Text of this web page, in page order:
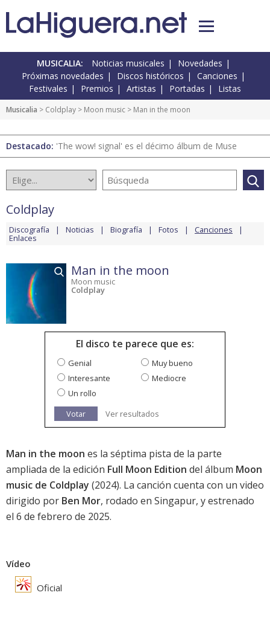
MUSICALIA: Noticias musicales
Novedades
Próximas novedades
Discos históricos
Canciones
Festivales
Premios Artistas Portadas Listas
Musicalia > Coldplay > Moon music > Man in the moon
Destacado: 'The wow! signal' es el décimo álbum de Muse
Coldplay
Discografía Noticias Biografía Fotos Canciones
Enlaces
Man in the moon
Moon music
Coldplay
El disco te parece que es:
Genial
Muy bueno
Interesante
Mediocre
Un rollo
Votar
Ver resultados
Man in the moon es la séptima pista de la parte
ampliada de la edición Full Moon Edition del álbum Moon
music de Coldplay (2024). La canción cuenta con un video
dirigido por Ben Mor, rodado en Singapur, y estrenado
el 6 de febrero de 2025.
Vídeo
Oficial